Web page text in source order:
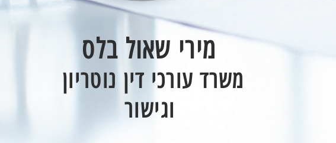
משרד עורכי דין נוטריון